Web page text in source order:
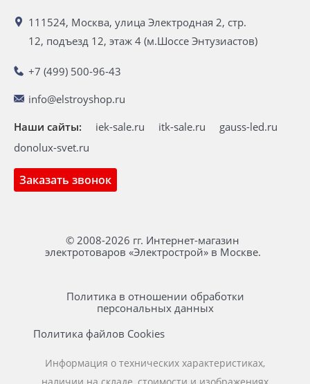
111524, Москва, улица Электродная 2, стр.
12, подъезд 12, этаж 4 (м.Шоссе Энтузиастов)
+7 (499) 500-96-43
info@elstroyshop.ru
Заказать звонок
Наши сайты: iek-sale.ru itk-sale.ru
gauss-led.ru
donolux-svet.ru
© 2008-2026 гг. Интернет-магазин
электротоваров «Электрострой» в Москве.
Политика в отношении обработки
персональных данных
Политика файлов Cookies
Информация о технических характеристиках,